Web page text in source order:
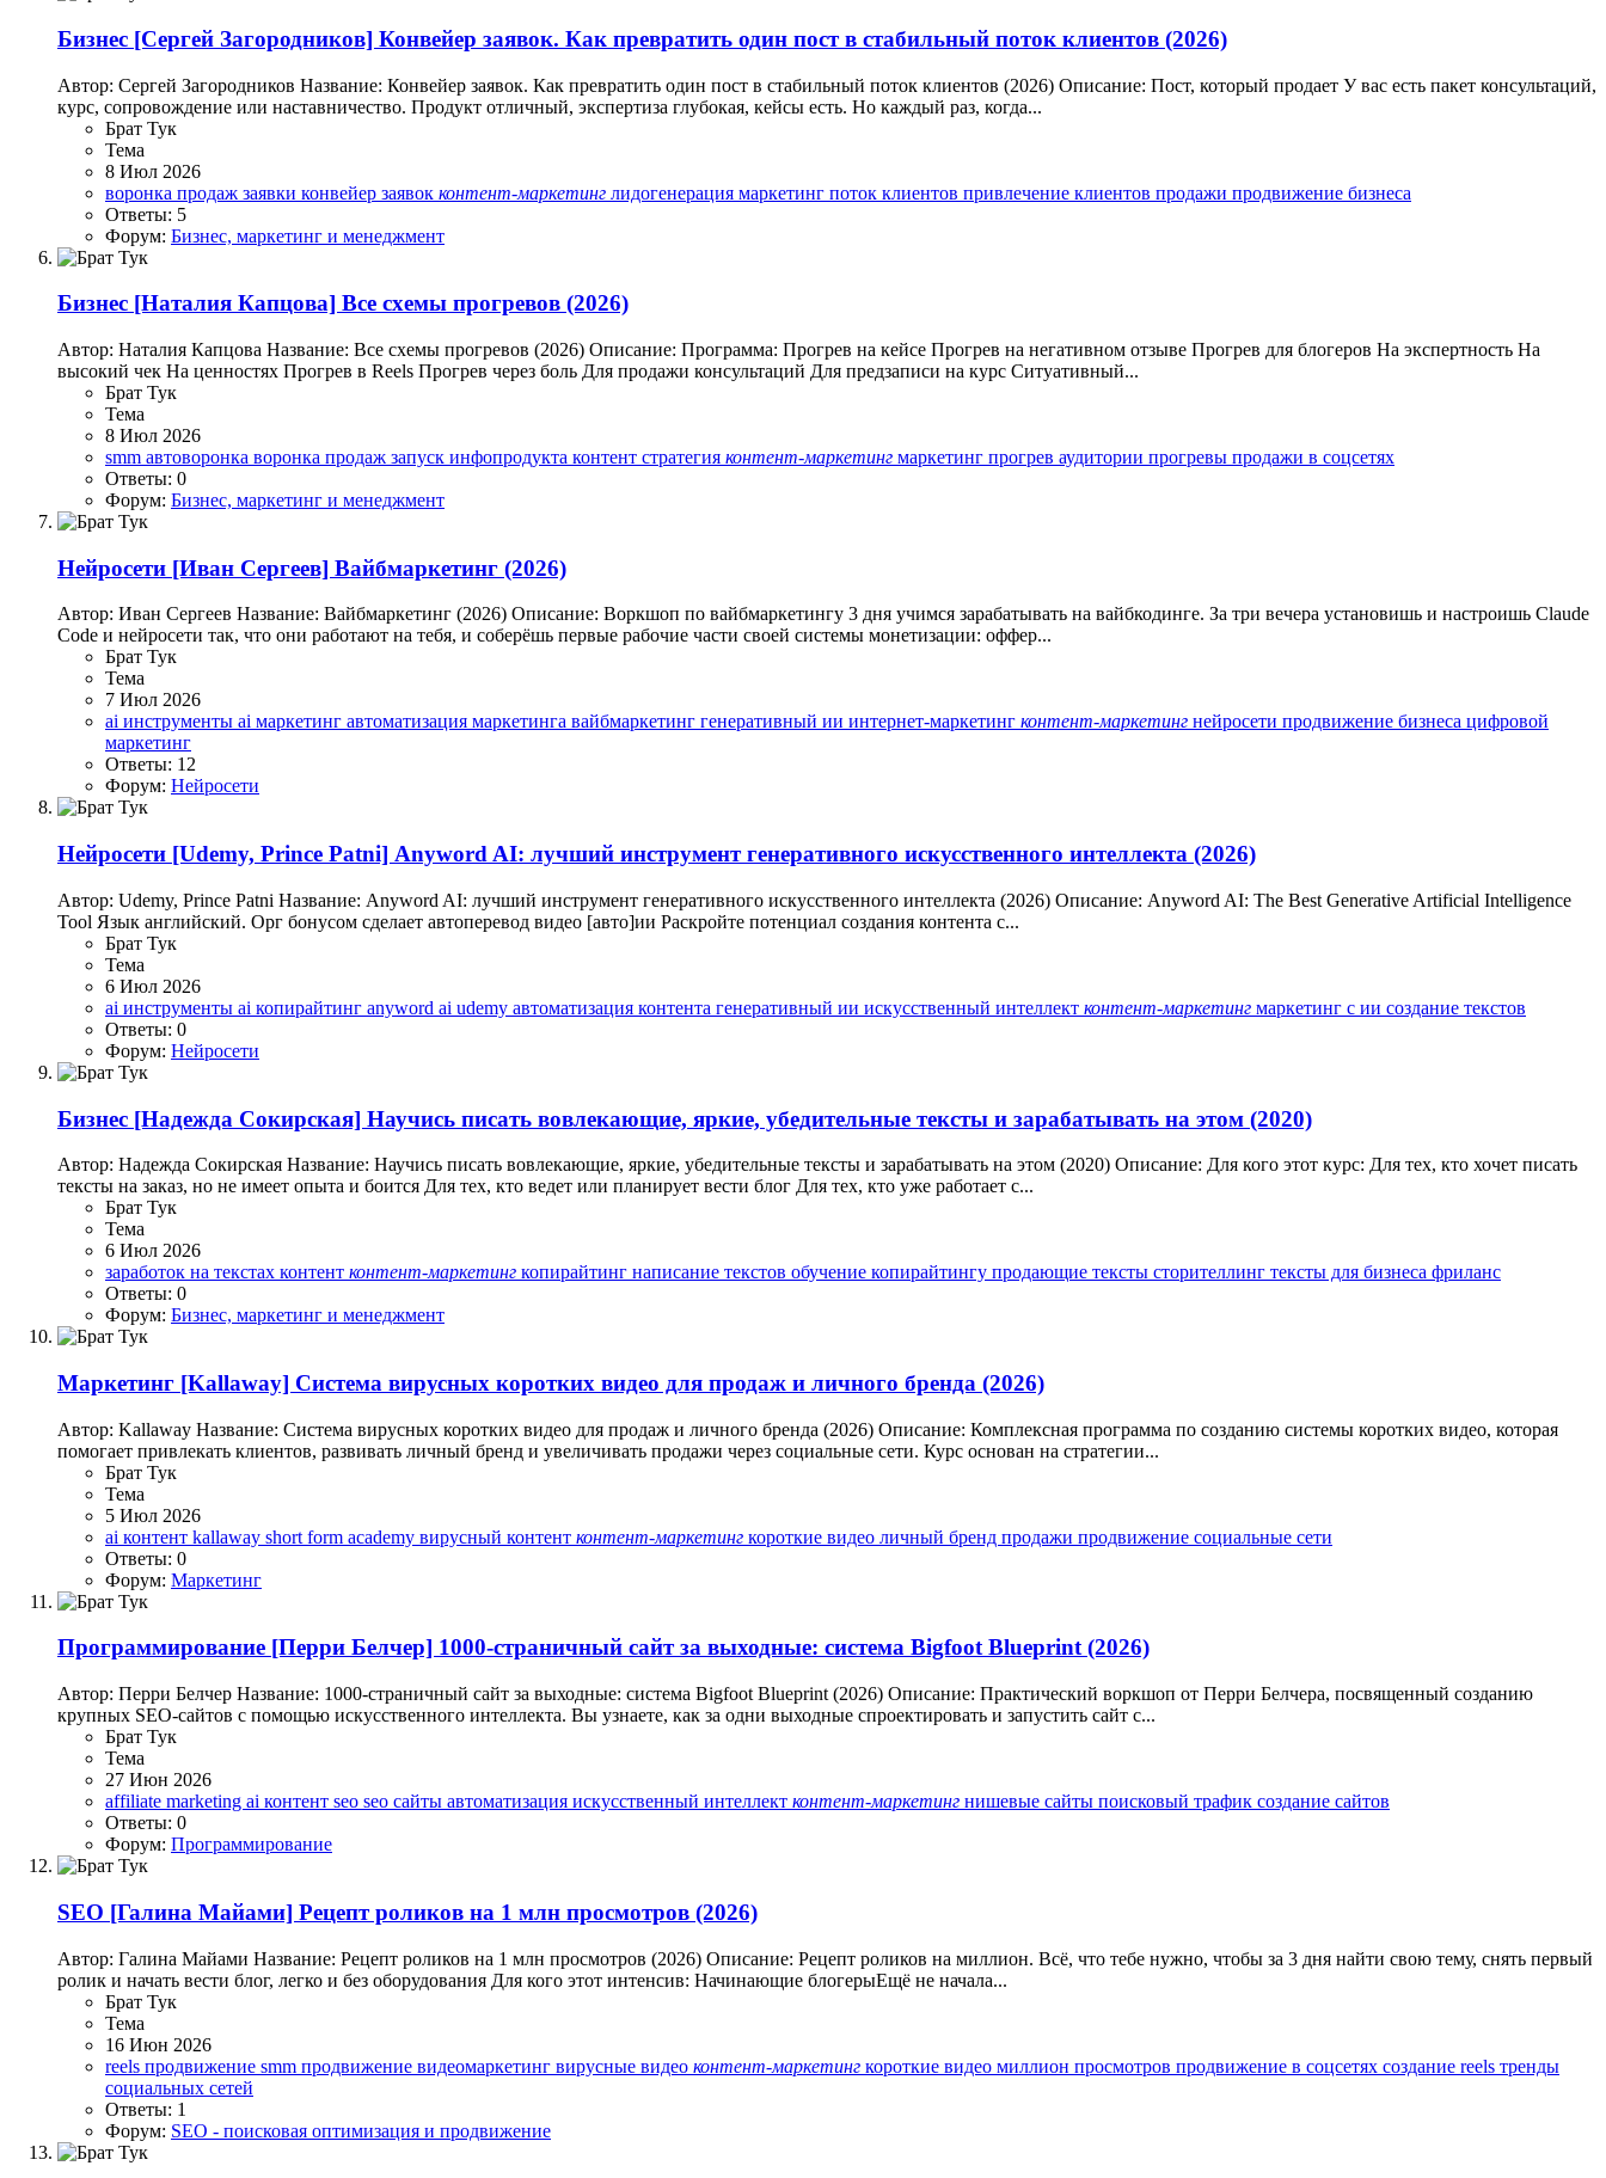
Бизнес [Сергей Загородников] Конвейер заявок. Как превратить один пост в стабильный поток клиентов (2026)
Автор: Сергей Загородников Название: Конвейер заявок. Как превратить один пост в стабильный поток клиентов (2026) Описание: Пост, который продает У вас есть пакет консультаций,
курс, сопровождение или наставничество. Продукт отличный, экспертиза глубокая, кейсы есть. Но каждый раз, когда...
Брат Тук
Тема
8 Июл 2026
воронка продаж заявки конвейер заявок контент-маркетинг лидогенерация маркетинг поток клиентов привлечение клиентов продажи продвижение бизнеса
Ответы: 5
Форум: Бизнес, маркетинг и менеджмент
Бизнес [Наталия Капцова] Все схемы прогревов (2026)
Автор: Наталия Капцова Название: Все схемы прогревов (2026) Описание: Программа: Прогрев на кейсе Прогрев на негативном отзыве Прогрев для блогеров На экспертность На
высокий чек На ценностях Прогрев в Reels Прогрев через боль Для продажи консультаций Для предзаписи на курс Ситуативный...
Брат Тук
Тема
8 Июл 2026
smm автоворонка воронка продаж запуск инфопродукта контент стратегия контент-маркетинг маркетинг прогрев аудитории прогревы продажи в соцсетях
Ответы: 0
Форум: Бизнес, маркетинг и менеджмент
Нейросети [Иван Сергеев] Вайбмаркетинг (2026)
Автор: Иван Сергеев Название: Вайбмаркетинг (2026) Описание: Воркшоп по вайбмаркетингу 3 дня учимся зарабатывать на вайбкодинге. За три вечера установишь и настроишь Claude
Code и нейросети так, что они работают на тебя, и соберёшь первые рабочие части своей системы монетизации: оффер...
Брат Тук
Тема
7 Июл 2026
ai инструменты ai маркетинг автоматизация маркетинга вайбмаркетинг генеративный ии интернет-маркетинг контент-маркетинг нейросети продвижение бизнеса цифровой
маркетинг
Ответы: 12
Форум: Нейросети
Нейросети [Udemy, Prince Patni] Anyword AI: лучший инструмент генеративного искусственного интеллекта (2026)
Автор: Udemy, Prince Patni Название: Anyword AI: лучший инструмент генеративного искусственного интеллекта (2026) Описание: Anyword AI: The Best Generative Artificial Intelligence
Tool Язык английский. Орг бонусом сделает автоперевод видео [авто]ии Раскройте потенциал создания контента с...
Брат Тук
Тема
6 Июл 2026
ai инструменты ai копирайтинг anyword ai udemy автоматизация контента генеративный ии искусственный интеллект контент-маркетинг маркетинг с ии создание текстов
Ответы: 0
Форум: Нейросети
Бизнес [Надежда Сокирская] Научись писать вовлекающие, яркие, убедительные тексты и зарабатывать на этом (2020)
Автор: Надежда Сокирская Название: Научись писать вовлекающие, яркие, убедительные тексты и зарабатывать на этом (2020) Описание: Для кого этот курс: Для тех, кто хочет писать
тексты на заказ, но не имеет опыта и боится Для тех, кто ведет или планирует вести блог Для тех, кто уже работает с...
Брат Тук
Тема
6 Июл 2026
заработок на текстах контент контент-маркетинг копирайтинг написание текстов обучение копирайтингу продающие тексты сторителлинг тексты для бизнеса фриланс
Ответы: 0
Форум: Бизнес, маркетинг и менеджмент
Маркетинг [Kallaway] Система вирусных коротких видео для продаж и личного бренда (2026)
Автор: Kallaway Название: Система вирусных коротких видео для продаж и личного бренда (2026) Описание: Комплексная программа по созданию системы коротких видео, которая
помогает привлекать клиентов, развивать личный бренд и увеличивать продажи через социальные сети. Курс основан на стратегии...
Брат Тук
Тема
5 Июл 2026
ai контент kallaway short form academy вирусный контент контент-маркетинг короткие видео личный бренд продажи продвижение социальные сети
Ответы: 0
Форум: Маркетинг
Программирование [Перри Белчер] 1000-страничный сайт за выходные: система Bigfoot Blueprint (2026)
Автор: Перри Белчер Название: 1000-страничный сайт за выходные: система Bigfoot Blueprint (2026) Описание: Практический воркшоп от Перри Белчера, посвященный созданию
крупных SEO-сайтов с помощью искусственного интеллекта. Вы узнаете, как за одни выходные спроектировать и запустить сайт с...
Брат Тук
Тема
27 Июн 2026
affiliate marketing ai контент seo seo сайты автоматизация искусственный интеллект контент-маркетинг нишевые сайты поисковый трафик создание сайтов
Ответы: 0
Форум: Программирование
SEO [Галина Майами] Рецепт роликов на 1 млн просмотров (2026)
Автор: Галина Майами Название: Рецепт роликов на 1 млн просмотров (2026) Описание: Рецепт роликов на миллион. Всё, что тебе нужно, чтобы за 3 дня найти свою тему, снять первый
ролик и начать вести блог, легко и без оборудования Для кого этот интенсив: Начинающие блогерыЕщё не начала...
Брат Тук
Тема
16 Июн 2026
reels продвижение smm продвижение видеомаркетинг вирусные видео контент-маркетинг короткие видео миллион просмотров продвижение в соцсетях создание reels тренды
социальных сетей
Ответы: 1
Форум: SEO - поисковая оптимизация и продвижение